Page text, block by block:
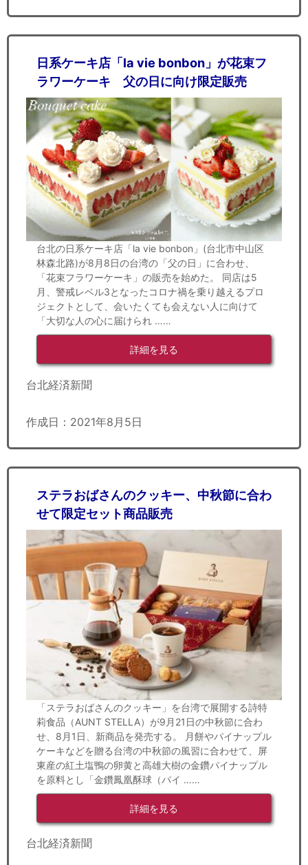
日系ケーキ店「la vie bonbon」が花束フ
ラワーケーキ 父の日に向け限定販売
台北の日系ケーキ店「la vie bonbon」(台北市中山区
林森北路)が8月8日の台湾の「父の日」に合わせ、
「花束フラワーケーキ」の販売を始めた。 同店は5
月、警戒レベル3となったコロナ禍を乗り越えるプロ
ジェクトとして、会いたくても会えない人に向けて
「大切な人の心に届けられ ……
詳細を見る
台北経済新聞
作成日：2021年8月5日
ステラおばさんのクッキー、中秋節に合わ
せて限定セット商品販売
「ステラおばさんのクッキー」を台湾で展開する詩特
莉食品（AUNT STELLA）が9月21日の中秋節に合わ
せ、8月1日、新商品を発売する。 月餅やパイナップル
ケーキなどを贈る台湾の中秋節の風習に合わせて、屏
東産の紅土塩鴨の卵黄と高雄大樹の金鑽パイナップル
を原料とし「金鑽鳳凰酥球（パイ ……
詳細を見る
台北経済新聞